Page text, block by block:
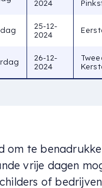
2024
25-12-
2024
26-12-
2024
om te
vrije dagen
of